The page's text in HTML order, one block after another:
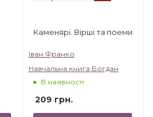
Каменярі. Вірші та поеми
Іван Франко
Навчальна книга Богдан
В наявності
209 грн.